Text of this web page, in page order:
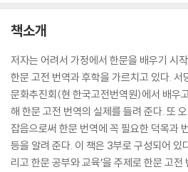
책소개
저자는 어려서 가정에서 한문을 배우기 시
한문 고전 번역과 후학을 가르치고 있다.
문화추진회(현 한국고전번역원)에서 배우
해 한문 고전 번역의 실제를 들려 준다. 또
잡음으로써 한문 번역에 꼭 필요한 덕목과
등을 알려 준다. 이 책은 3부로 구성되어 있
리고 한문 공부와 교육’을 주제로 한문 고